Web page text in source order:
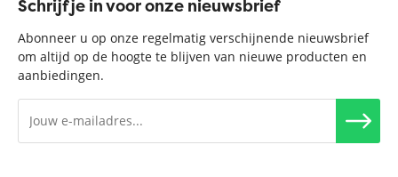
Schrijf je in voor onze nieuwsbrief
Abonneer u op onze regelmatig verschijnende nieuwsbrief
om altijd op de hoogte te blijven van nieuwe producten en
aanbiedingen.